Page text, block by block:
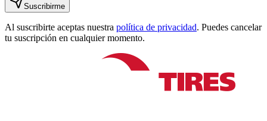
Suscribirme
Al suscribirte aceptas nuestra política de privacidad. Puedes cancelar
tu suscripción en cualquier momento.